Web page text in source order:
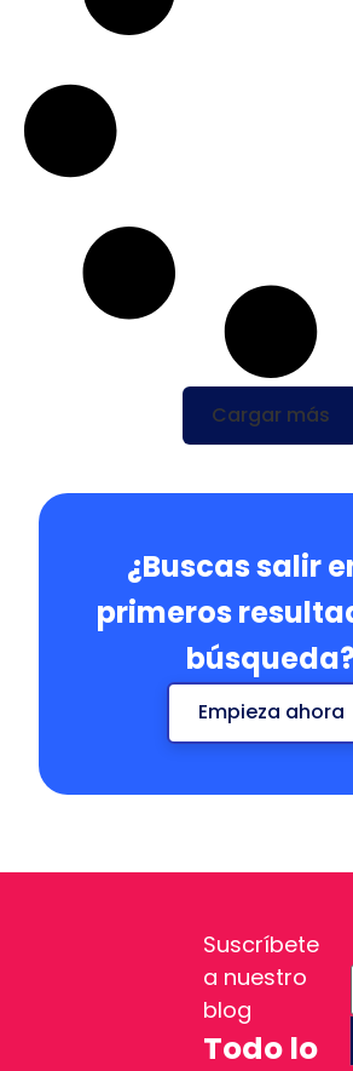
Cargar más
¿Buscas salir
primeros
Empieza ahora
Suscríbete
a nuestro
blog
Todo lo